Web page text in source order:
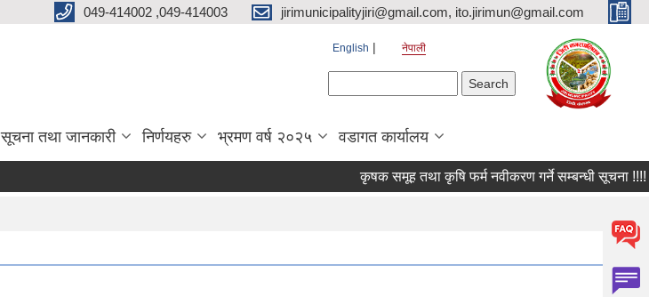
049-414002 ,049-414003 jirimunicipalityjiri@gmail.com, ito.jirimun@gmail.com
English नेपाली
सूचना तथा जानकारी निर्णयहरु भ्रमण वर्ष २०२५ वडागत कार्यालय
कृषक समूह तथा कृषि फर्म नवीकरण गर्ने सम्बन्धी सूचना !!!!